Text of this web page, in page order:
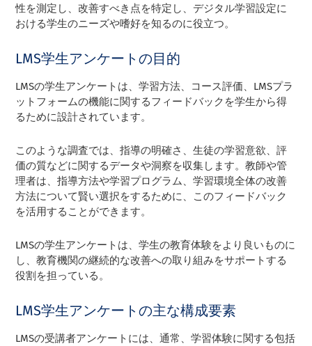
性を測定し、改善すべき点を特定し、デジタル学習設定に
おける学生のニーズや嗜好を知るのに役立つ。
LMS学生アンケートの目的
LMSの学生アンケートは、学習方法、コース評価、LMSプラ
ットフォームの機能に関するフィードバックを学生から得
るために設計されています。
このような調査では、指導の明確さ、生徒の学習意欲、評
価の質などに関するデータや洞察を収集します。教師や管
理者は、指導方法や学習プログラム、学習環境全体の改善
方法について賢い選択をするために、このフィードバック
を活用することができます。
LMSの学生アンケートは、学生の教育体験をより良いものに
し、教育機関の継続的な改善への取り組みをサポートする
役割を担っている。
LMS学生アンケートの主な構成要素
LMSの受講者アンケートには、通常、学習体験に関する包括